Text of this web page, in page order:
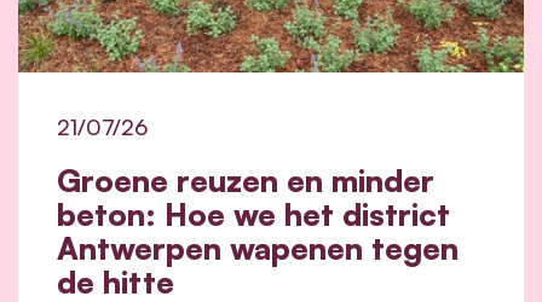
Groene reuzen en minder
beton: Hoe we het district
Antwerpen wapenen tegen
de hitte
21/07/26